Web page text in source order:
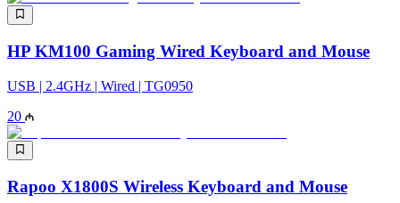
HP KM100 Gaming Wired Keyboard and Mouse
USB | 2.4GHz | Wired | TG0950
20
Rapoo X1800S Wireless Keyboard and Mouse